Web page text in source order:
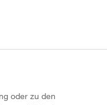
oder zu den